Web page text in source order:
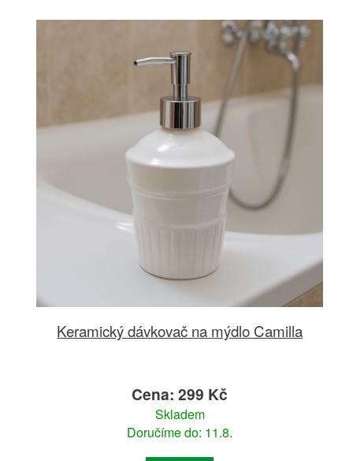
Keramický dávkovač na mýdlo Camilla
Cena: 299 Kč
Skladem
Doručíme do: 11.8.